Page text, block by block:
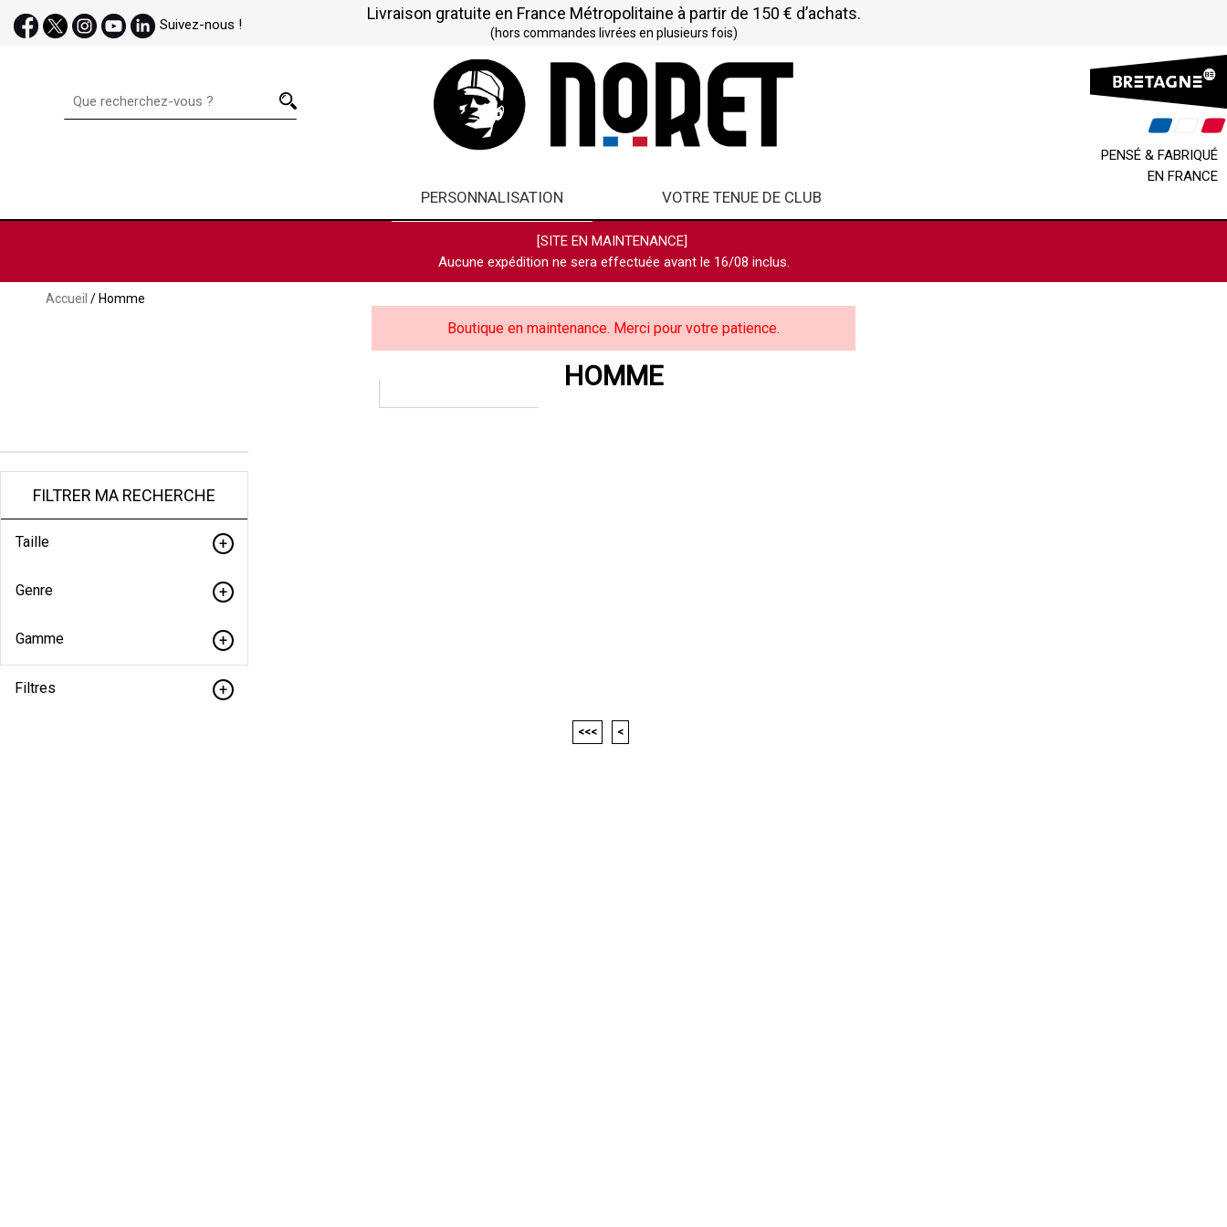
Suivez-nous !
Livraison gratuite en France Métropolitaine à partir de 150 € d’achats.
(hors commandes livrées en plusieurs fois)
PENSÉ & FABRIQUÉ
EN FRANCE
PERSONNALISATION VOTRE TENUE DE CLUB
[SITE EN MAINTENANCE]
Aucune expédition ne sera effectuée avant le 16/08 inclus.
Accueil / Homme
Boutique en maintenance. Merci pour votre patience.
HOMME
FILTRER MA RECHERCHE
Taille
Genre
Gamme
Filtres
<<< <